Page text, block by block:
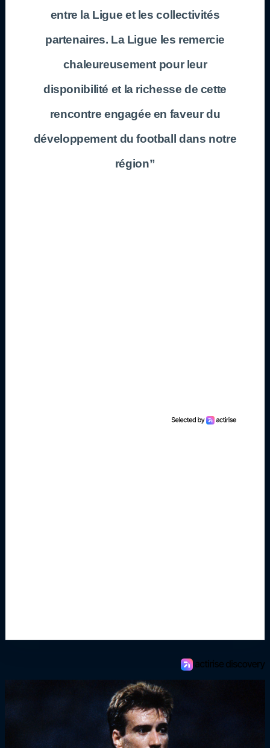
entre la Ligue et les collectivités
partenaires. La Ligue les remercie
chaleureusement pour leur
disponibilité et la richesse de cette
rencontre engagée en faveur du
développement du football dans notre
région”